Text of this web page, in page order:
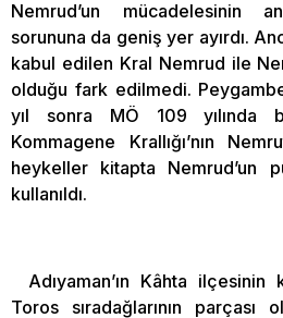
Nemrud’un mücadelesinin
sorununa da geniş yer ayırdı.
kabul edilen Kral Nemrud ile
olduğu fark edilmedi.
yıl sonra MÖ 109 yılında
Kommagene Krallığı’nın
heykeller kitapta Nemrud’un
kullanıldı.
Adıyaman’ın Kâhta
Toros sıradağlarının parçası